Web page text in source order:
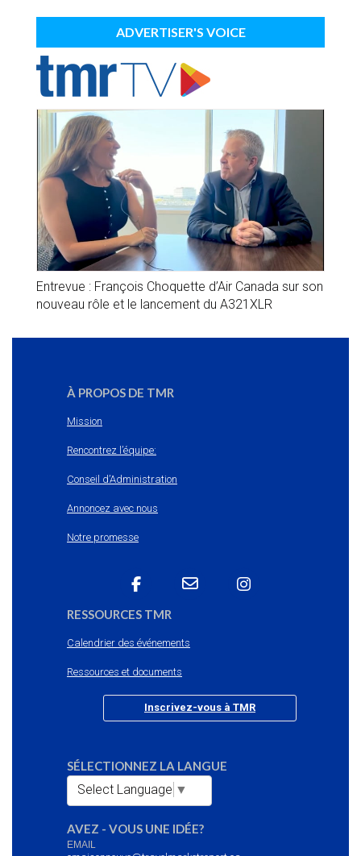
ADVERTISER'S VOICE
Entrevue : François Choquette d’Air Canada sur son
nouveau rôle et le lancement du A321XLR
À PROPOS DE TMR
Mission
Rencontrez l’équipe:
Conseil d’Administration
Annoncez avec nous
Notre promesse
RESSOURCES TMR
Calendrier des événements
Ressources et documents
Inscrivez-vous à TMR
SÉLECTIONNEZ LA LANGUE
Select Language ▼
AVEZ - VOUS UNE IDÉE?
EMAIL